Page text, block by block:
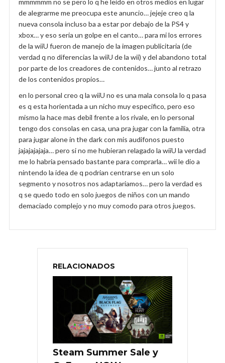
mmmmmm no se pero lo q he leido en otros medios en lugar
de alegrarme me preocupa este anuncio… jejeje creo q la
nueva consola incluso ba a estar por debajo de la PS4 y
xbox… y eso seria un golpe en el canto… para mi los errores
de la wiiU fueron de manejo de la imagen publicitaria (de
verdad q no diferencias la wiiU de la wii) y del abandono total
por parte de los creadores de contenidos… junto al retrazo
de los contenidos propios…
en lo personal creo q la wiiU no es una mala consola lo q pasa
es q esta horientada a un nicho muy especifico, pero eso
mismo la hace mas debil frente a los rivale, en lo personal
tengo dos consolas en casa, una pra jugar con la familia, otra
para jugar alone in the dark con mis audifonos puesto
jajajajajaja… pero si no me hubieran relagado la wiiU la verdad
me lo habria pensado bastante para comprarla… wii le dio a
nintendo la idea de q podrian centrarse en un solo
segmento y nosotros nos adaptariamos… pero la verdad es
q se quedo todo en solo juegos de niños con un mando
demaciado complejo y no muy comodo para otros juegos.
RELACIONADOS
Steam Summer Sale y